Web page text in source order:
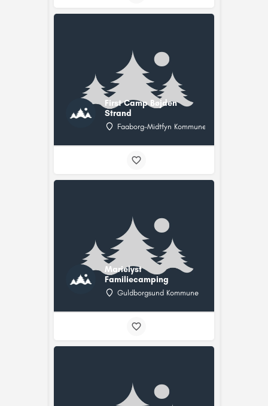
First Camp Bøjden
Strand
Faaborg-Midtfyn Kommune
Marielyst
Familiecamping
Guldborgsund Kommune